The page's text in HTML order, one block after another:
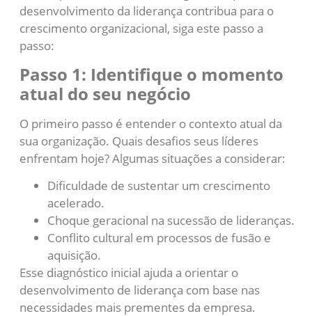
desenvolvimento da liderança contribua para o
crescimento organizacional, siga este passo a
passo:
Passo 1: Identifique o momento
atual do seu negócio
O primeiro passo é entender o contexto atual da
sua organização. Quais desafios seus líderes
enfrentam hoje? Algumas situações a considerar:
Dificuldade de sustentar um crescimento
acelerado.
Choque geracional na sucessão de lideranças.
Conflito cultural em processos de fusão e
aquisição.
Esse diagnóstico inicial ajuda a orientar o
desenvolvimento de liderança com base nas
necessidades mais prementes da empresa.